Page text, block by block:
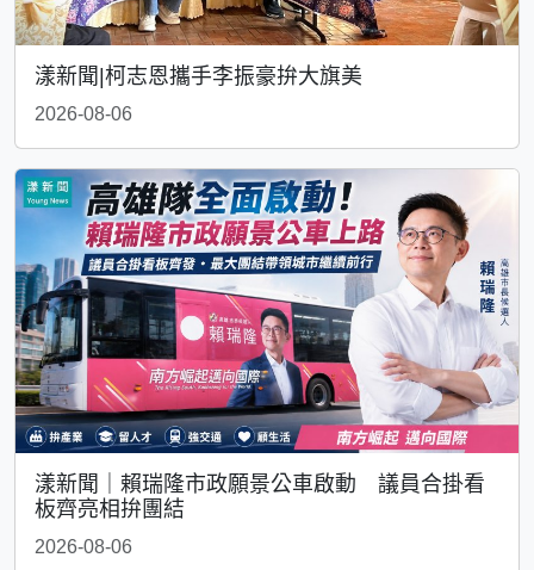
漾新聞|柯志恩攜手李振豪拚大旗美
2026-08-06
漾新聞｜賴瑞隆市政願景公車啟動 議員合掛看
板齊亮相拚團結
2026-08-06